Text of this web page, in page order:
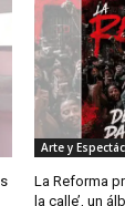
Arte y
La Reforma
la calle’, un